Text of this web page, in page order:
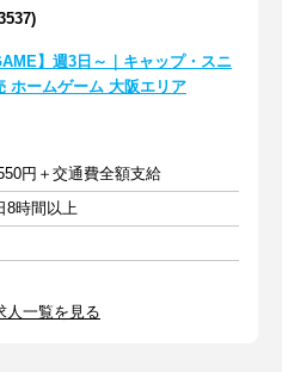
】週3日～｜キャップ・スニ
ホームゲーム 大阪エリア
円＋交通費全額支給
8時間以上
人一覧を見る